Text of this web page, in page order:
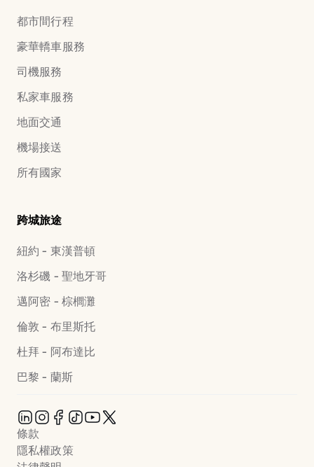
都市間行程
豪華轎車服務
司機服務
私家車服務
地面交通
機場接送
所有國家
跨城旅途
紐約 - 東漢普頓
洛杉磯 - 聖地牙哥
邁阿密 - 棕櫚灘
倫敦 - 布里斯托
杜拜 - 阿布達比
巴黎 - 蘭斯
條款
隱私權政策